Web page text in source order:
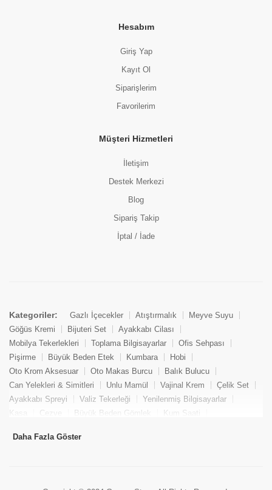
Hesabım
Giriş Yap
Kayıt Ol
Siparişlerim
Favorilerim
Müşteri Hizmetleri
İletişim
Destek Merkezi
Blog
Sipariş Takip
İptal / İade
Kategoriler: Gazlı İçecekler Atıştırmalık
Meyve Suyu
Göğüs Kremi
Bijuteri Set
Ayakkabı Cilası
Mobilya Tekerlekleri
Toplama Bilgisayarlar
Ofis Sehpası
Pişirme
Büyük Beden Etek Kumbara
Hobi
Oto Krom Aksesuar
Oto Makas Burcu
Balık Bulucu
Can Yelekleri & Simitleri
Unlu Mamül Vajinal Krem
Çelik Set
Ayakkabı Spreyi
Valiz Tekerleği
Yenilenmiş Bilgisayarlar
Kasa
Cezve Büyük Beden Gömlek
Kum Saati
Tekne Bağlama & Demirleme
Daha Fazla Göster